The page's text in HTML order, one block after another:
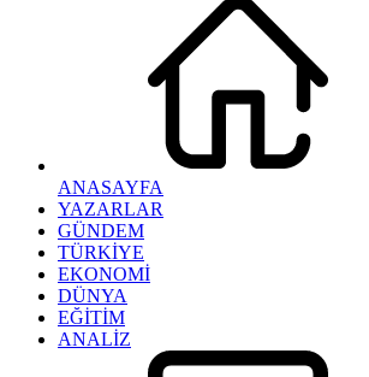
ANASAYFA
YAZARLAR
GÜNDEM
TÜRKİYE
EKONOMİ
DÜNYA
EĞİTİM
ANALİZ